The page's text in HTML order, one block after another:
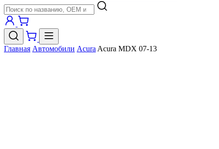
Главная Автомобили Acura Acura MDX 07-13